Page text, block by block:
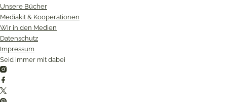
Unsere Bücher
Mediakit & Kooperationen
Wir in den Medien
Datenschutz
Impressum
Seid immer mit dabei
Instagram
Twitter